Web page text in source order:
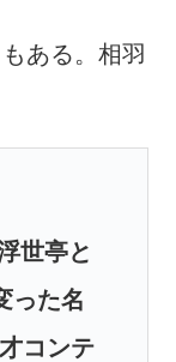
ある。相羽
世亭と
った名
コンテ